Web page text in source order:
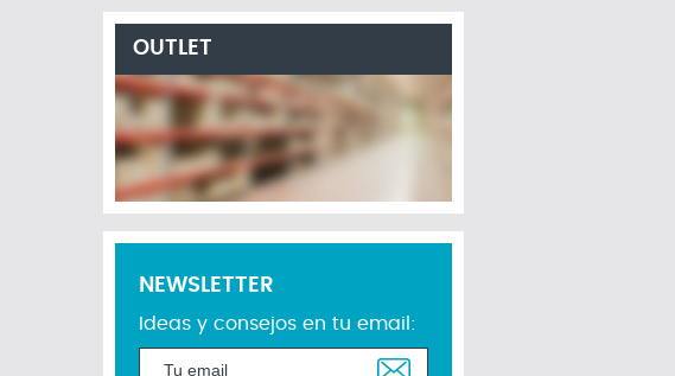
OUTLET
NEWSLETTER
Ideas y consejos en tu email: